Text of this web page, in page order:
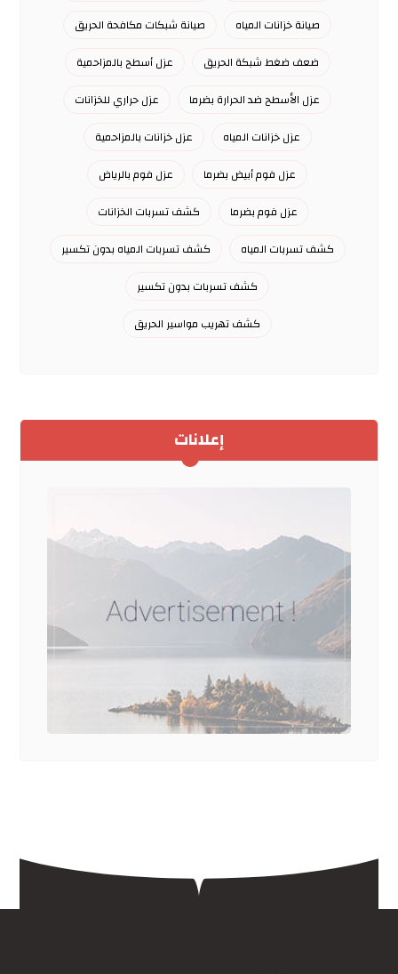
صيانة خزانات المياه
صيانة شبكات مكافحة الحريق
ضعف ضغط شبكة الحريق
عزل أسطح بالمزاحمية
عزل الأسطح ضد الحرارة بضرما
عزل حراري للخزانات
عزل خزانات المياه
عزل خزانات بالمزاحمية
عزل فوم أبيض بضرما
عزل فوم بالرياض
عزل فوم بضرما
كشف تسربات الخزانات
كشف تسربات المياه
كشف تسربات المياه بدون تكسير
كشف تسربات بدون تكسير
كشف تهريب مواسير الحريق
إعلانات